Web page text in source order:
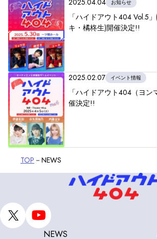
お知らせ
「ハイドアウト404 Vol.5
キ・橘柊生)開催決定!!
2025.02.07 イベント情報
「ハイドアウト404（ヨン
催決定!!
TOP NEWS
NEWS